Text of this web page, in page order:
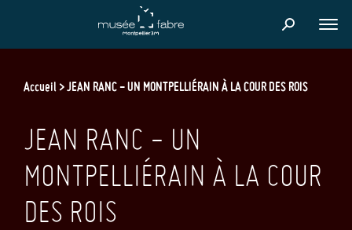
content
Accueil JEAN RANC - UN MONTPELLIÉRAIN À LA COUR DES ROIS
JEAN RANC - UN
MONTPELLIÉRAIN À LA COUR
DES ROIS